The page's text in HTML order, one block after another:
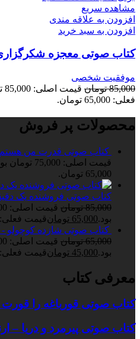
مشاهده سریع
افزودن به علاقه مندی
افزودن به سبد خرید
کتاب صوتی معجزه شکرگزاری
موفقیت شخصی
85,000 تومان قیمت اصلی: 85,000 تومان بود.
فعلی: 65,000 تومان.
محصولات پر فروش
کتاب صوتی قدرت من هستم
قیمت اصلی: 75,000 تومان بود.
65,000 تومان.
کتاب صوتی فروشنده یک
85,000 تومان
بود.65,000 تومانقیمت فعلی: 65,000 تومان.
کتاب صوتی شازده کوچولو -
65,000 تومان
بود.45,000 تومانقیمت فعلی: 45,000 تومان.
معرفی کتاب
کتاب صوتی قورباغه را قورت
کتاب صوتی پیرمرد و دریا –